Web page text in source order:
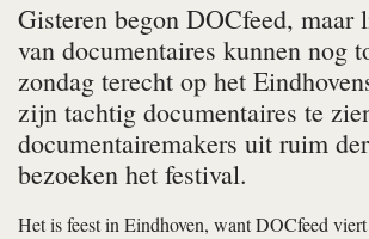
Gisteren begon DOCfeed, maar
van documentaires kunnen nog
zondag terecht op het
zijn tachtig documentaires te
documentairemakers uit ruim
bezoeken het festival.
Het is feest in Eindhoven, want DOCfeed